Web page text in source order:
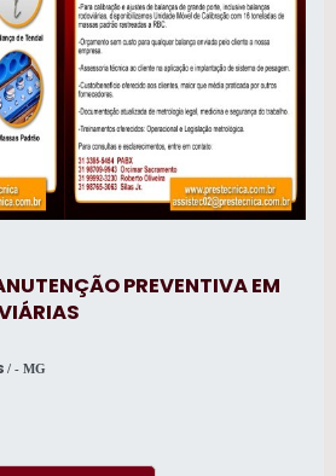
PREVENTIVA EM
/ - MG